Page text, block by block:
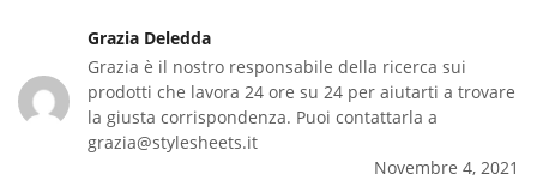
Grazia Deledda
Grazia è il nostro responsabile della ricerca sui
prodotti che lavora 24 ore su 24 per aiutarti a trovare
la giusta corrispondenza. Puoi contattarla a
grazia@stylesheets.it
Novembre 4, 2021